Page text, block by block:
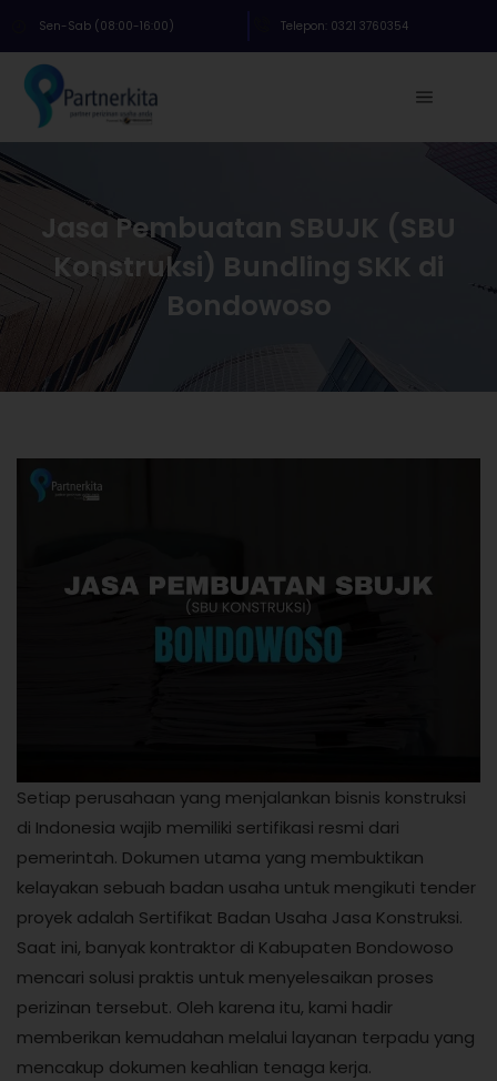
Sen-Sab (08:00-16:00) Telepon: 0321 3760354
Jasa Pembuatan SBUJK (SBU
Konstruksi) Bundling SKK di
Bondowoso
Setiap perusahaan yang menjalankan bisnis konstruksi
di Indonesia wajib memiliki sertifikasi resmi dari
pemerintah. Dokumen utama yang membuktikan
kelayakan sebuah badan usaha untuk mengikuti tender
proyek adalah Sertifikat Badan Usaha Jasa Konstruksi.
Saat ini, banyak kontraktor di Kabupaten Bondowoso
mencari solusi praktis untuk menyelesaikan proses
perizinan tersebut. Oleh karena itu, kami hadir
memberikan kemudahan melalui layanan terpadu yang
mencakup dokumen keahlian tenaga kerja.